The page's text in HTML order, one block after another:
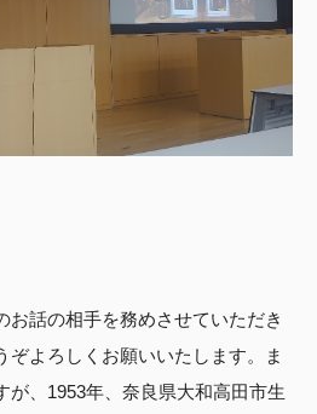
話の相手を務めさせていただき
ぞよろしくお願いいたします。ま
が、1953年、奈良県大和高田市生